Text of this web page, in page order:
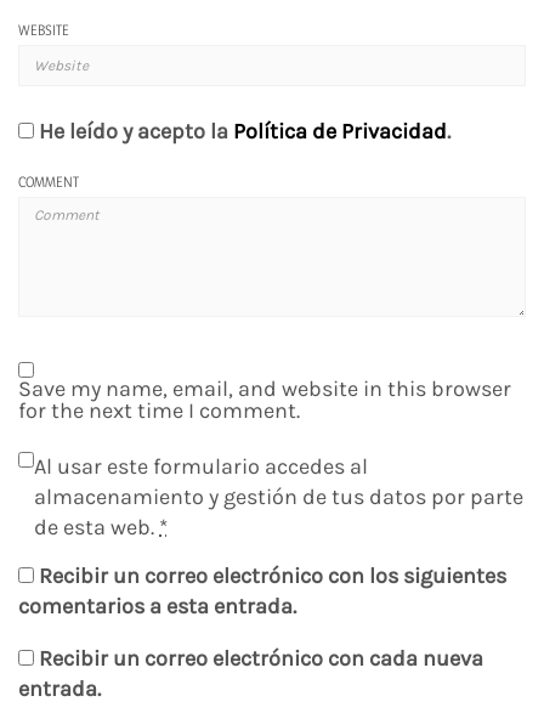
WEBSITE
He leído y acepto la Política de Privacidad.
COMMENT
Save my name, email, and website in this browser
for the next time I comment.
Al usar este formulario accedes al
almacenamiento y gestión de tus datos por parte
de esta web. *
Recibir un correo electrónico con los siguientes
comentarios a esta entrada.
Recibir un correo electrónico con cada nueva
entrada.